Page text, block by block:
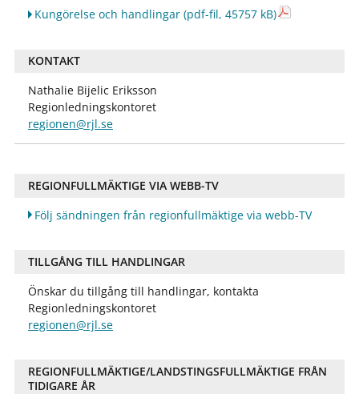
Kungörelse och handlingar(pdf-fil, 45757 kB)
KONTAKT
Nathalie Bijelic Eriksson
Regionledningskontoret
regionen@rjl.se
REGIONFULLMÄKTIGE VIA WEBB-TV
Följ sändningen från regionfullmäktige via webb-TV
TILLGÅNG TILL HANDLINGAR
Önskar du tillgång till handlingar, kontakta
Regionledningskontoret
regionen@rjl.se
REGIONFULLMÄKTIGE/LANDSTINGSFULLMÄKTIGE FRÅN
TIDIGARE ÅR